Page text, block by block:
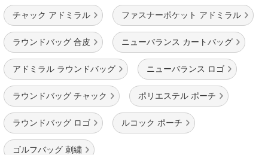
チャック アドミラル ファスナーポケット アドミラル
ラウンドバッグ 合皮 ニューバランス カートバッグ
アドミラル ラウンドバッグ ニューバランス ロゴ
ラウンドバッグ チャック ポリエステル ポーチ
ラウンドバッグ ロゴ ルコック ポーチ
ゴルフバッグ 刺繍